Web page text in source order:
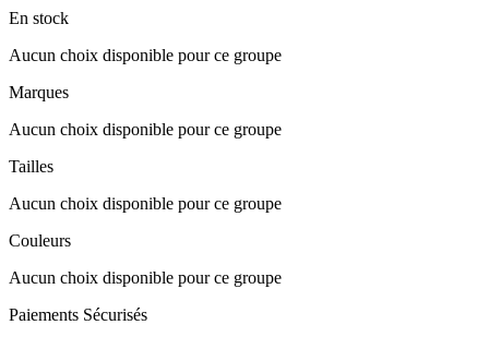
En stock
Aucun choix disponible pour ce groupe
Marques
Aucun choix disponible pour ce groupe
Tailles
Aucun choix disponible pour ce groupe
Couleurs
Aucun choix disponible pour ce groupe
Paiements Sécurisés